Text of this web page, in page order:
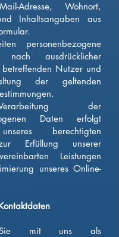
Adresse, Wohnort,
Inhaltsangaben aus
personenbezogene
ausdrücklicher
Nutzer und
der geltenden
der
Daten erfolgt
berechtigten
Erfüllung unserer
Leistungen
unseres Online-
Sie mit uns als